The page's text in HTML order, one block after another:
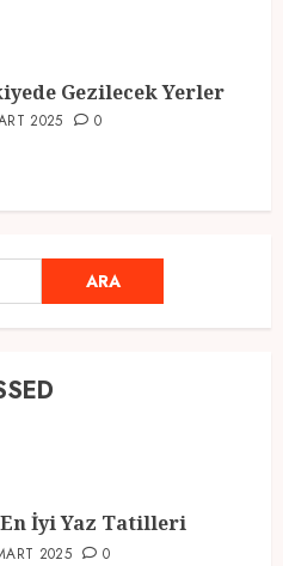
Gezilecek Yerler
2025 0
Ayı 2025: Manevi
ve Özel Hazırlıklar
2025
ARA
En İyi Yaz Tatilleri
2025 0